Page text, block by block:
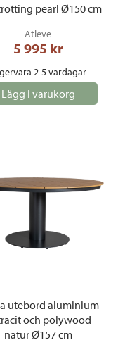
pearl Ø150 cm
Atleve
5 995 kr
2-5 vardagar
Lägg i varukorg
utebord aluminium
och polywood
natur Ø157 cm